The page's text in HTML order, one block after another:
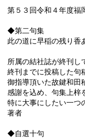
第５３回令和４年度福
◆第二句集
此の道に早稲の残り香
所属の結社誌が終刊し
終刊までに投稿した句
御指導頂いた故鍵和田
感謝を込め、句集上梓
特に大事にしたい一つ
著者
◆自選十句